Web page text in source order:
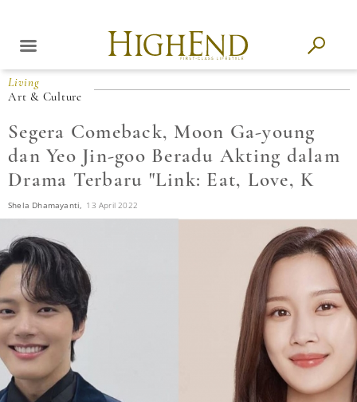
Living
Art & Culture
Segera Comeback, Moon Ga-young
dan Yeo Jin-goo Beradu Akting dalam
Drama Terbaru "Link: Eat, Love, K
Shela Dhamayanti, 13 April 2022